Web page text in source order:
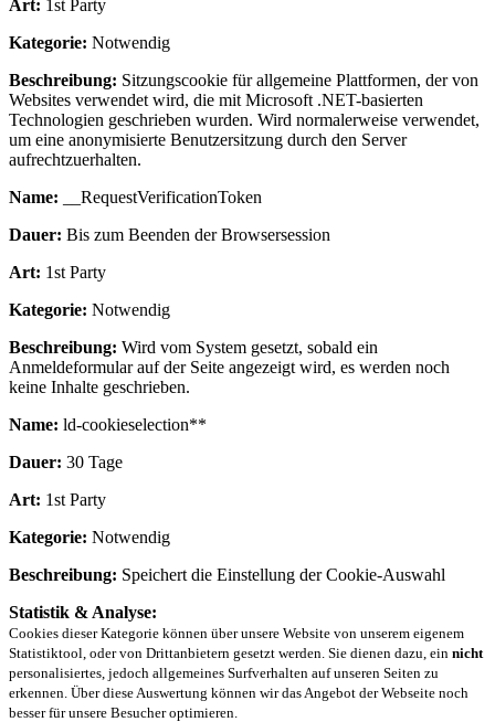
Art: 1st Party
Kategorie: Notwendig
Beschreibung: Sitzungscookie für allgemeine Plattformen, der von
Websites verwendet wird, die mit Microsoft .NET-basierten
Technologien geschrieben wurden. Wird normalerweise verwendet,
um eine anonymisierte Benutzersitzung durch den Server
aufrechtzuerhalten.
Name: __RequestVerificationToken
Dauer: Bis zum Beenden der Browsersession
Art: 1st Party
Kategorie: Notwendig
Beschreibung: Wird vom System gesetzt, sobald ein
Anmeldeformular auf der Seite angezeigt wird, es werden noch
keine Inhalte geschrieben.
Name: ld-cookieselection**
Dauer: 30 Tage
Art: 1st Party
Kategorie: Notwendig
Beschreibung: Speichert die Einstellung der Cookie-Auswahl
Statistik & Analyse:
Cookies dieser Kategorie können über unsere Website von unserem eigenem
Statistiktool, oder von Drittanbietern gesetzt werden. Sie dienen dazu, ein nicht
personalisiertes, jedoch allgemeines Surfverhalten auf unseren Seiten zu
erkennen. Über diese Auswertung können wir das Angebot der Webseite noch
besser für unsere Besucher optimieren.